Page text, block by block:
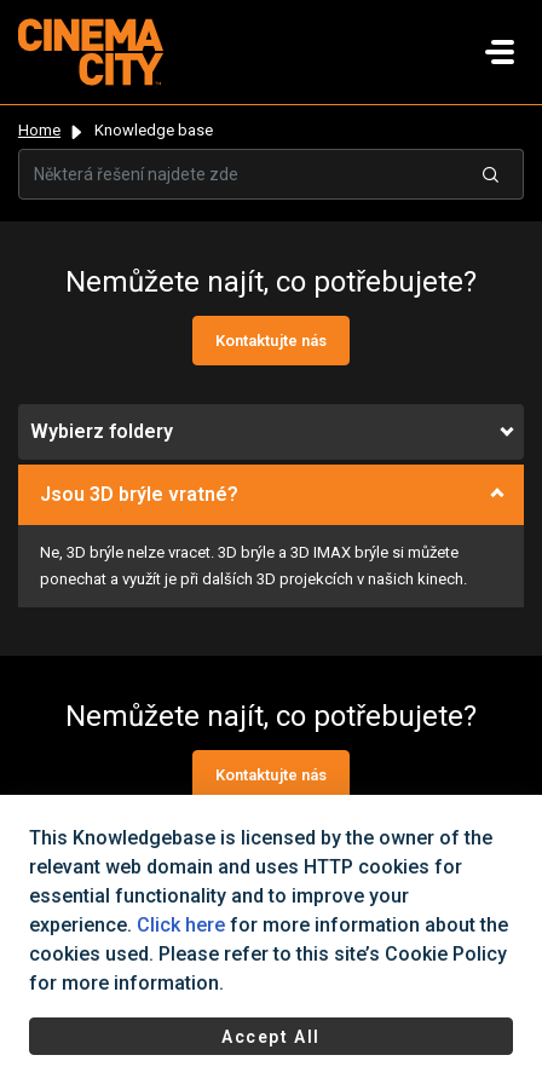
Home Knowledge base
Nemůžete najít, co potřebujete?
Kontaktujte nás
Wybierz foldery
Jsou 3D brýle vratné?
Ne, 3D brýle nelze vracet. 3D brýle a 3D IMAX brýle si můžete
ponechat a využít je při dalších 3D projekcích v našich kinech.
Nemůžete najít, co potřebujete?
Kontaktujte nás
Všechna práva vyhrazena Cinema City Česká republika2026
Všeobecné obchodní podmínky |
Ochrana osobních údajů a
cookies
This Knowledgebase is licensed by the owner of the
relevant web domain and uses HTTP cookies for
essential functionality and to improve your
experience. Click here for more information about the
cookies used. Please refer to this site’s Cookie Policy
for more information.
Accept All